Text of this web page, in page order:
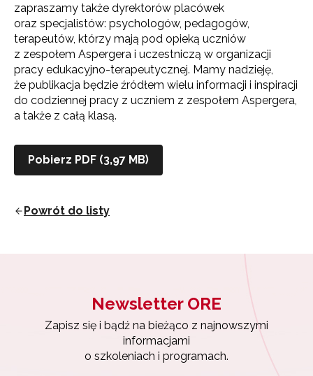
zapraszamy także dyrektorów placówek
oraz specjalistów: psychologów, pedagogów,
terapeutów, którzy mają pod opieką uczniów
z zespołem Aspergera i uczestniczą w organizacji
pracy edukacyjno-terapeutycznej. Mamy nadzieję,
że publikacja będzie źródłem wielu informacji i inspiracji
do codziennej pracy z uczniem z zespołem Aspergera,
a także z całą klasą.
Pobierz PDF (3,97 MB)
Powrót do listy
Newsletter ORE
Zapisz się i bądź na bieżąco z najnowszymi
informacjami
o szkoleniach i programach.
Zapisz się i bądź na bieżąco z najnowszymi
informacjami
o szkoleniach i programach.
Adres e-mail: